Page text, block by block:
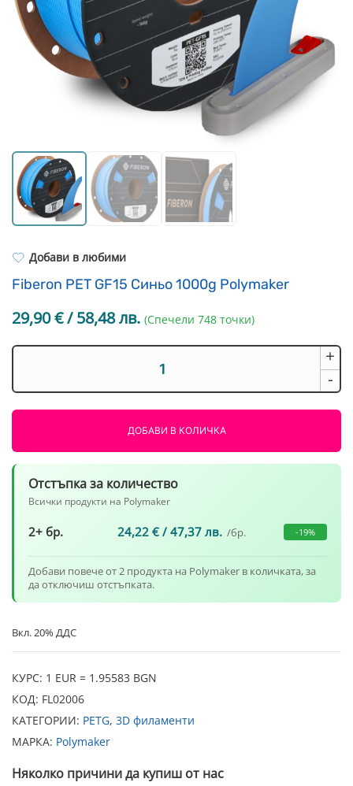
Легло за 3D принтер
FEP филми
Добави в любими
Fiberon PET GF15 Синьо 1000g Polymaker
29,90€/ 58,48 лв. (Спечели 748 точки)
-
Fiberon
PET
GF15
+
ДОБАВИ В КОЛИЧКА
Отстъпка за количество
Всички продукти на Polymaker
2+ бр. 24,22 € / 47,37 лв. /бр. -19%
Добави повече от 2 продукта на Polymaker в количката, за
да отключиш отстъпката.
Вкл. 20% ДДС
КУРС: 1 EUR = 1.95583 BGN
КОД: FL02006
КАТЕГОРИИ: PETG, 3D филаменти
МАРКА: Polymaker
Няколко причини да купиш от нас